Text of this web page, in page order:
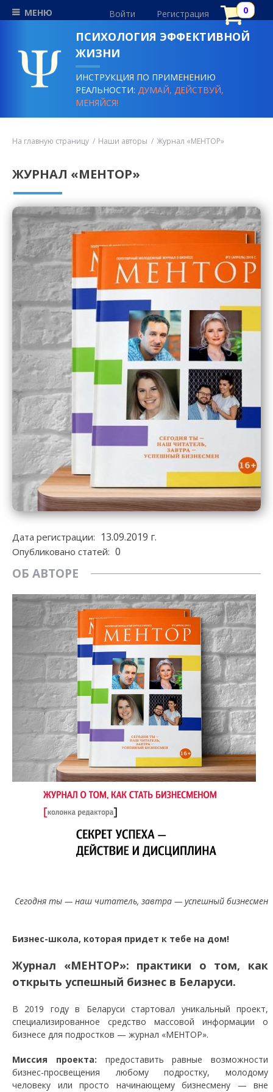
МЕНЮ Войти Регистрация
ПСИХОЛОГИЯ ЭФФЕКТИВНОЙ
ЖИЗНИ
ИНСТРУКЦИЯ ПО ПРИМЕНЕНИЮ
РЕАЛЬНОСТИ:ДУМАЙ, ДЕЙСТВУЙ,
МЕНЯЙСЯ!
На главную страницу Наши авторы Журнал «МЕНТОР»
ЖУРНАЛ «МЕНТОР»
Дата регистрации: 13.09.2019 г.
Опубликовано статей: 0
ОБ АВТОРЕ
Сегодня ты — наш читатель, завтра — успешный бизнесмен
Бизнес-школа, которая придет к тебе на дом!
Журнал «МЕНТОР»: практики о том, как
открыть успешный бизнес в Беларуси.
В 2019 году в Беларуси стартовал уникальный проект,
специализированное средство массовой информации о
бизнесе для подростков — журнал «МЕНТОР».
Миссия проекта: предоставить равные возможности
бизнес-просвещения любому подростку, молодому
человеку или просто начинающему бизнесмену — вне